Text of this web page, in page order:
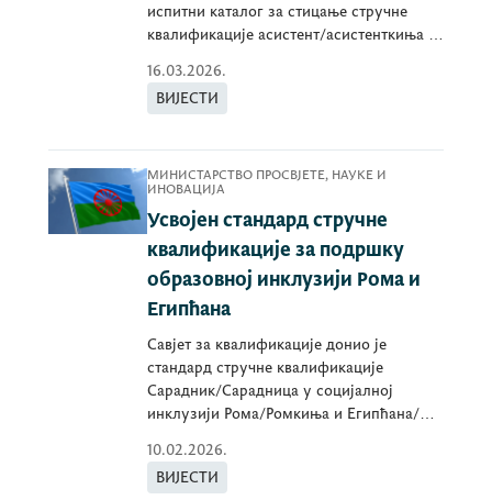
испитни каталог за стицање стручне
квалификације асистент/асистенткиња у
16.03.2026.
ВИЈЕСТИ
МИНИСТАРСТВО ПРОСВЈЕТЕ, НАУКЕ И
ИНОВАЦИЈА
Усвојен стандард стручне
квалификације за подршку
образовној инклузији Рома и
Египћана
Савјет за квалификације донио је
стандард стручне квалификације
Сарадник/Сарадница у социјалној
инклузији Рома/Ромкиња и Египћана/
10.02.2026.
ВИЈЕСТИ